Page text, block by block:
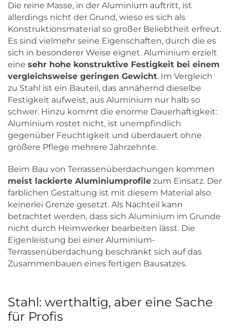
Die reine Masse, in der Aluminium auftritt, ist
allerdings nicht der Grund, wieso es sich als
Konstruktionsmaterial so großer Beliebtheit erfreut.
Es sind vielmehr seine Eigenschaften, durch die es
sich in besonderer Weise eignet. Aluminium erzielt
eine sehr hohe konstruktive Festigkeit bei einem
vergleichsweise geringen Gewicht. Im Vergleich
zu Stahl ist ein Bauteil, das annähernd dieselbe
Festigkeit aufweist, aus Aluminium nur halb so
schwer. Hinzu kommt die enorme Dauerhaftigkeit:
Aluminium rostet nicht, ist unempfindlich
gegenüber Feuchtigkeit und überdauert ohne
größere Pflege mehrere Jahrzehnte.
Beim Bau von Terrassenüberdachungen kommen
meist lackierte Aluminiumprofile zum Einsatz. Der
farblichen Gestaltung ist mit diesem Material also
keinerlei Grenze gesetzt. Als Nachteil kann
betrachtet werden, dass sich Aluminium im Grunde
nicht durch Heimwerker bearbeiten lässt. Die
Eigenleistung bei einer Aluminium-
Terrassenüberdachung beschränkt sich auf das
Zusammenbauen eines fertigen Bausatzes.
Stahl: werthaltig, aber eine Sache
für Profis